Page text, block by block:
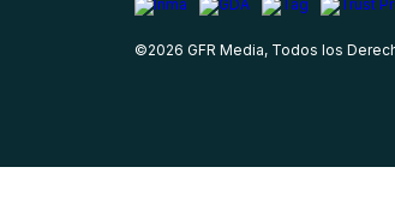
©2026 GFR Media, Todos los